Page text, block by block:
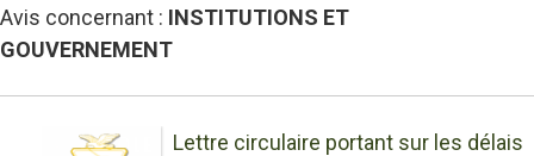
Avis concernant : INSTITUTIONS ET
GOUVERNEMENT
Lettre circulaire portant sur les délais